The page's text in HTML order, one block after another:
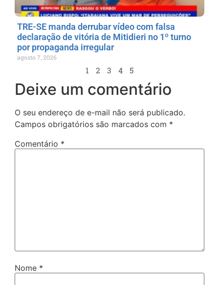
TRE-SE manda derrubar vídeo com falsa
declaração de vitória de Mitidieri no 1º turno
por propaganda irregular
agosto 7, 2026
1 2 3 4 5
Deixe um comentário
O seu endereço de e-mail não será publicado.
Campos obrigatórios são marcados com *
Comentário *
Nome *